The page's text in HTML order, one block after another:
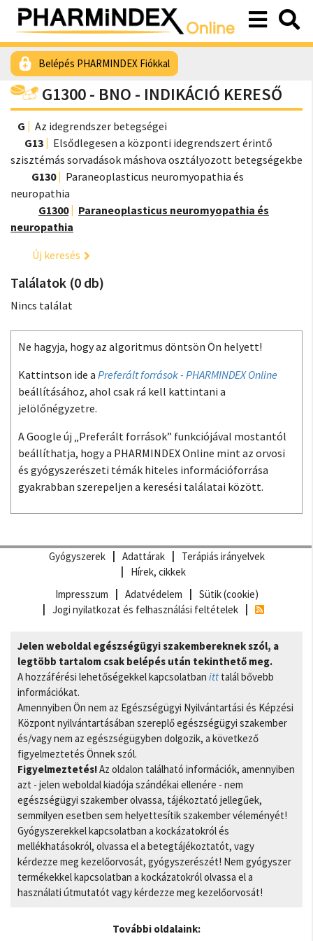
Belépés PHARMINDEX Fiókkal
G1300 - BNO - INDIKÁCIÓ KERESŐ
G
Az idegrendszer betegségei
G13
Elsődlegesen a központi idegrendszert érintő
szisztémás sorvadások máshova osztályozott betegségekbe
G130
Paraneoplasticus neuromyopathia és
neuropathia
G1300
Paraneoplasticus neuromyopathia és
neuropathia
Új keresés
Találatok (0 db)
Nincs találat
Ne hagyja, hogy az algoritmus döntsön Ön helyett!
Kattintson ide a Preferált források - PHARMINDEX Online
beállításához, ahol csak rá kell kattintani a
jelölőnégyzetre.
A Google új „Preferált források” funkciójával mostantól
beállíthatja, hogy a PHARMINDEX Online mint az orvosi
és gyógyszerészeti témák hiteles információforrása
gyakrabban szerepeljen a keresési találatai között.
Gyógyszerek Adattárak
Terápiás irányelvek
Hírek, cikkek
Impresszum
Adatvédelem
Sütik (cookie)
Jogi nyilatkozat és felhasználási feltételek
Jelen weboldal egészségügyi szakembereknek szól, a
legtöbb tartalom csak belépés után tekinthető meg.
A hozzáférési lehetőségekkel kapcsolatban itt talál bővebb
információkat.
Amennyiben Ön nem az Egészségügyi Nyilvántartási és Képzési
Központ nyilvántartásában szereplő egészségügyi szakember
és/vagy nem az egészségügyben dolgozik, a következő
figyelmeztetés Önnek szól.
Figyelmeztetés!Az oldalon található információk, amennyiben
azt - jelen weboldal kiadója szándékai ellenére - nem
egészségügyi szakember olvassa, tájékoztató jellegűek,
semmilyen esetben sem helyettesítik szakember véleményét!
Gyógyszerekkel kapcsolatban a kockázatokról és
mellékhatásokról, olvassa el a betegtájékoztatót, vagy
kérdezze meg kezelőorvosát, gyógyszerészét! Nem gyógyszer
termékekkel kapcsolatban a kockázatokról olvassa el a
használati útmutatót vagy kérdezze meg kezelőorvosát!
További oldalaink: